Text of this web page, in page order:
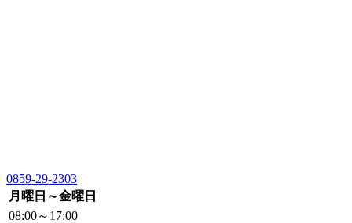
0859-29-2303
月曜日～金曜日
08:00～17:00